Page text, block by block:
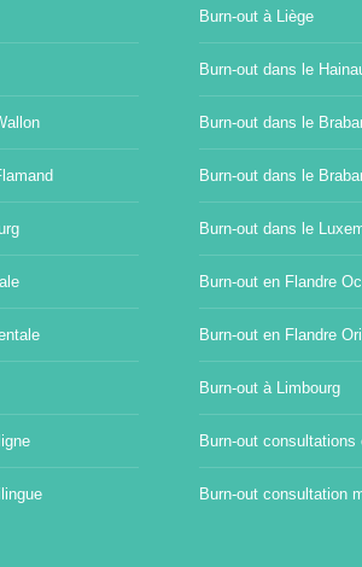
Burn-out à Liège
Burn-out dans le
Burn-out dans le
Burn-out dans le
Burn-out dans le
Burn-out en Flandre
Burn-out en Flandre
Burn-out à Limbourg
Burn-out consultations
Burn-out consultation